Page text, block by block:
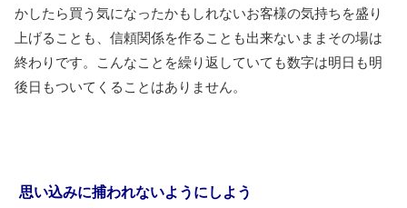
かしたら買う気になったかもしれないお客様の気持ちを盛り
上げることも、信頼関係を作ることも出来ないままその場は
終わりです。こんなことを繰り返していても数字は明日も明
後日もついてくることはありません。
思い込みに捕われないようにしよう